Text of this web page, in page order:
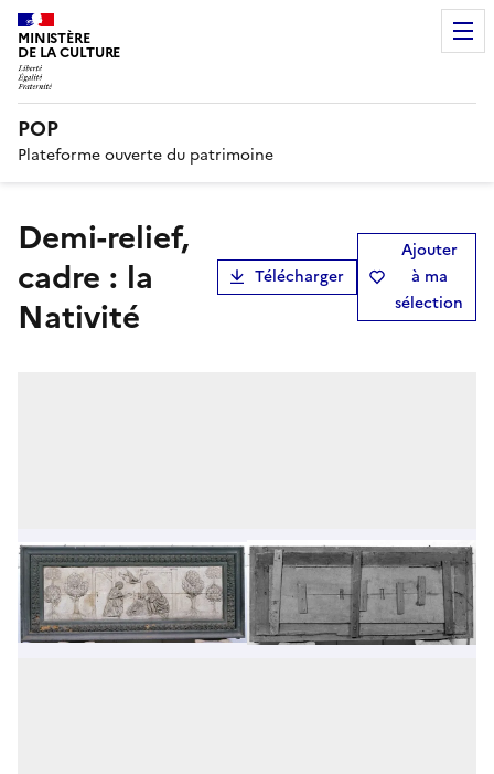
MINISTÈRE
DE LA CULTURE
POP
Plateforme ouverte du patrimoine
demi-relief,
cadre : la
Nativité
Télécharger
Ajouter
à ma
sélection